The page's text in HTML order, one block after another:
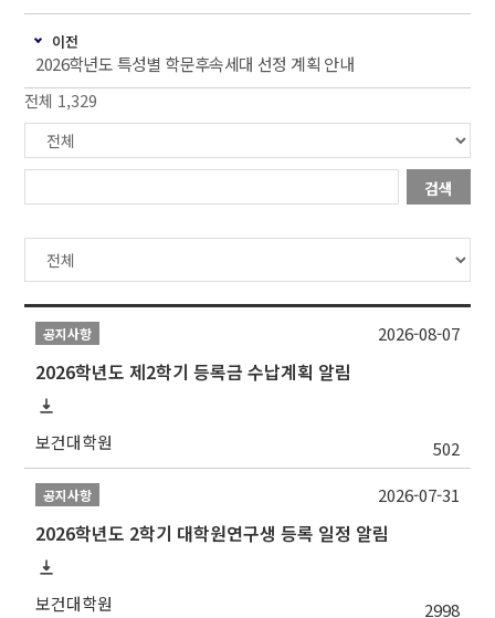
이전
2026학년도 특성별 학문후속세대 선정 계획 안내
전체 1,329
검색
공지사항
2026학년도 제2학기 등록금 수납계획 알림
보건대학원 502
2026-08-07
공지사항
2026학년도 2학기 대학원연구생 등록 일정 알림
보건대학원 2998
2026-07-31